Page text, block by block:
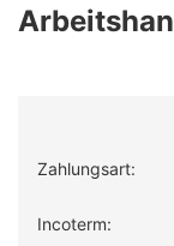
Zahlungsart:
Incoterm: